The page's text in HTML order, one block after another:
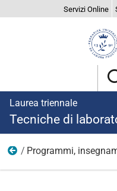
Servizi Online
Laurea triennale
Tecniche di
Didattica
Programmi,